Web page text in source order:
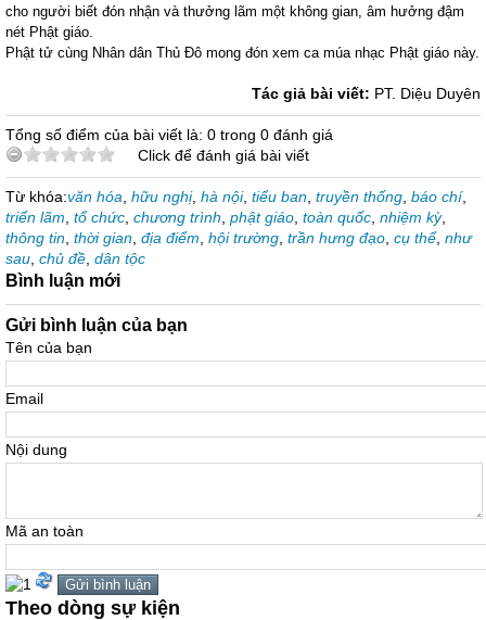
cho người biết đón nhận và thưởng lãm một không gian, âm hưởng đậm
nét Phật giáo.
Phật tử cùng Nhân dân Thủ Đô mong đón xem ca múa nhạc Phật giáo này.
Tác giả bài viết: PT. Diệu Duyên
Tổng số điểm của bài viết là: 0 trong 0 đánh giá
Click để đánh giá bài viết
Từ khóa:văn hóa hữu nghị, hà nội, tiểu ban truyền thống báo chí,
triển lãm tổ chức chương trình phật giáo toàn quốc nhiệm kỳ,
thông tin thời gian địa điểm hội trường trần hưng đạo cụ thể, như
sau chủ đề dân tộc
Bình luận mới
Gửi bình luận của bạn
Tên của bạn
Email
Nội dung
Mã an toàn
Theo dòng sự kiện